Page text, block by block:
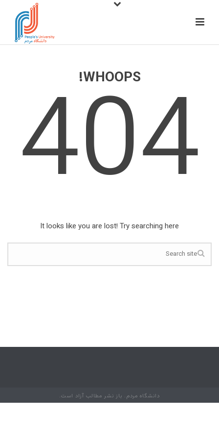
WHOOPS!
404
It looks like you are lost! Try searching here
دانشگاه مردم. باز نشر مطالب آزاد است.